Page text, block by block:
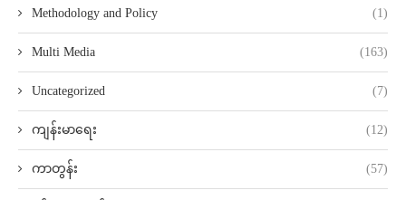
Methodology and Policy (1)
Multi Media (163)
Uncategorized (7)
ကျန်းမာရေး (12)
ကာတွန်း (57)